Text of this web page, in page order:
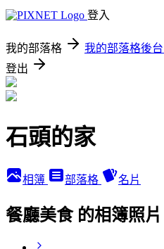
登入
我的部落格 我的部落格後台
登出
石頭的家
相簿 部落格 名片
餐廳美食 的相簿照片